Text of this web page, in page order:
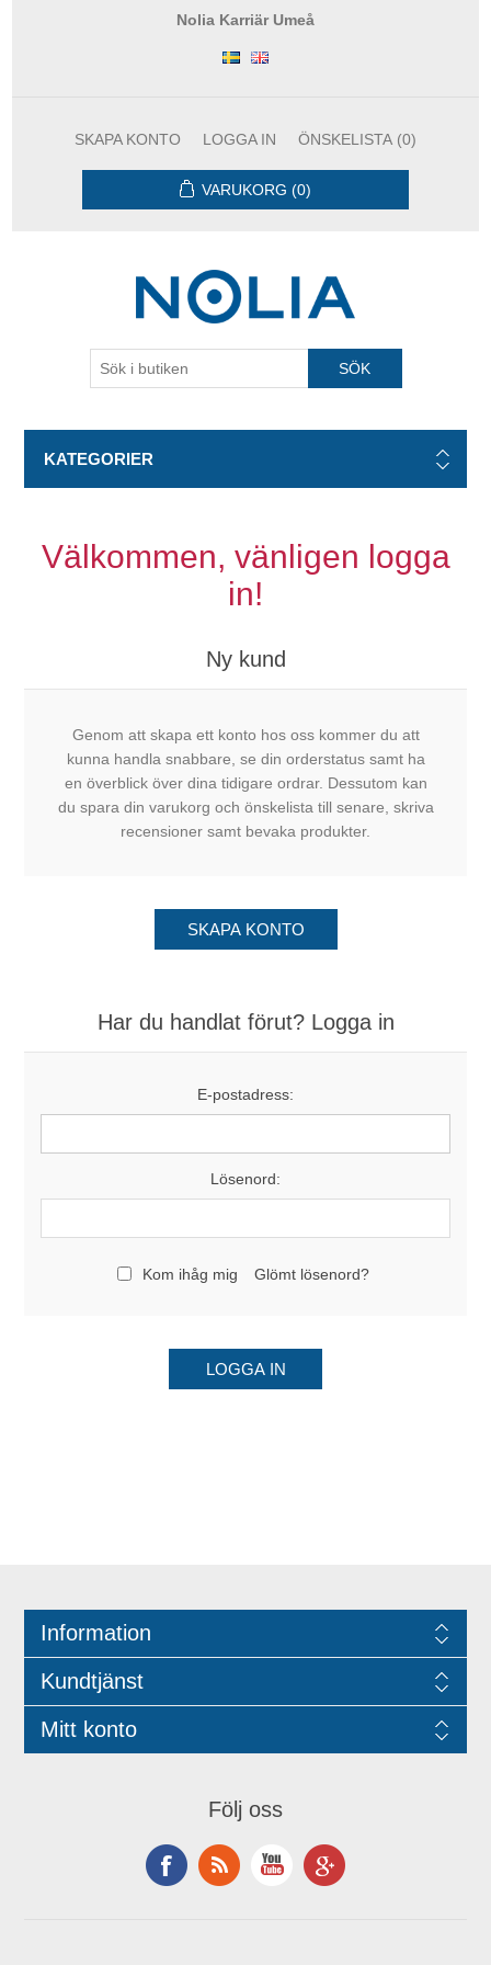
Nolia Karriär Umeå
SKAPA KONTO LOGGA IN ÖNSKELISTA (0)
VARUKORG (0)
KATEGORIER
Välkommen, vänligen logga
in!
Ny kund
Genom att skapa ett konto hos oss kommer du att
kunna handla snabbare, se din orderstatus samt ha
en överblick över dina tidigare ordrar. Dessutom kan
du spara din varukorg och önskelista till senare, skriva
recensioner samt bevaka produkter.
Har du handlat förut? Logga in
E-postadress:
Lösenord:
Kom ihåg mig Glömt lösenord?
Information
Kundtjänst
Mitt konto
Följ oss